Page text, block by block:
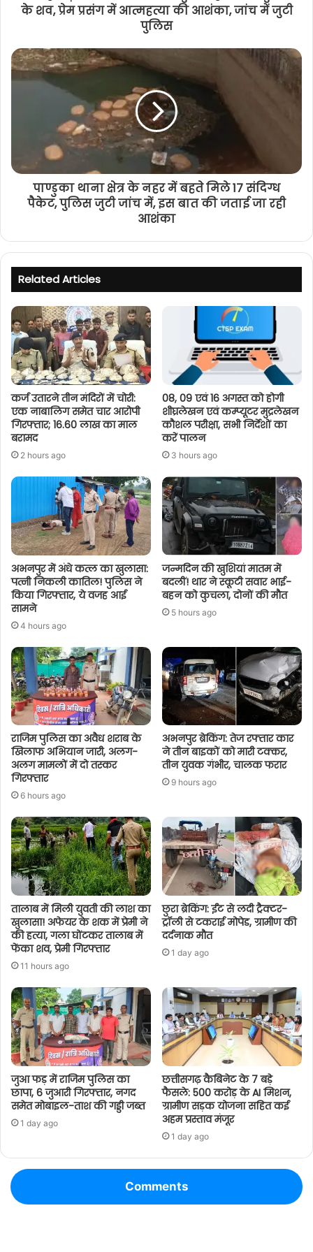
के शव, प्रेम प्रसंग में आत्महत्या की आशंका, जांच में जुटी
पुलिस
पाण्डुका थाना क्षेत्र के नहर में बहते मिले 17 संदिग्ध
पैकेट, पुलिस जुटी जांच में, इस बात की जताई जा रही
आशंका
Related Articles
कर्ज उतारने तीन मंदिरों में चोरी:
एक नाबालिग समेत चार आरोपी
गिरफ्तार; 16.60 लाख का माल
बरामद
2 hours ago
08, 09 एवं 16 अगस्त को होगी
शीघ्रलेखन एवं कम्प्यूटर मुद्रलेखन
कौशल परीक्षा, सभी निर्देशों का
करें पालन
3 hours ago
अभनपुर में अंधे कत्ल का खुलासा:
पत्नी निकली कातिल! पुलिस ने
किया गिरफ्तार, ये वजह आई
सामने
4 hours ago
जन्मदिन की खुशियां मातम में
बदलीं! थार ने स्कूटी सवार भाई-
बहन को कुचला, दोनों की मौत
5 hours ago
राजिम पुलिस का अवैध शराब के
खिलाफ अभियान जारी, अलग-
अलग मामलों में दो तस्कर
गिरफ्तार
6 hours ago
अभनपुर ब्रेकिंग: तेज रफ्तार कार
ने तीन बाइकों को मारी टक्कर,
तीन युवक गंभीर, चालक फरार
9 hours ago
तालाब में मिली युवती की लाश का
खुलासा! अफेयर के शक में प्रेमी ने
की हत्या, गला घोंटकर तालाब में
फेंका शव, प्रेमी गिरफ्तार
11 hours ago
छुरा ब्रेकिंग: ईंट से लदी ट्रैक्टर-
ट्रॉली से टकराई मोपेड, ग्रामीण की
दर्दनाक मौत
1 day ago
जुआ फड़ में राजिम पुलिस का
छापा, 6 जुआरी गिरफ्तार, नगद
समेत मोबाइल-ताश की गड्डी जब्त
1 day ago
छत्तीसगढ़ कैबिनेट के 7 बड़े
फैसले: 500 करोड़ के AI मिशन,
ग्रामीण सड़क योजना सहित कई
अहम प्रस्ताव मंजूर
1 day ago
Comments